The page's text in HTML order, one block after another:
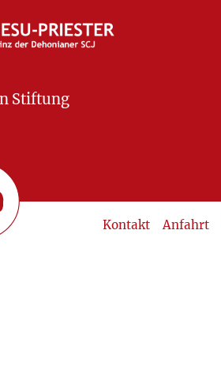
Stiftung
Kontakt Anfahrt